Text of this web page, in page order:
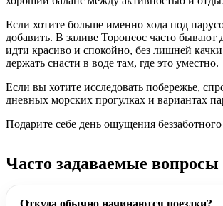
Если хотите больше именно хода под
добавить. В заливе Торонеос часто бывают
идти красиво и спокойно, без лишней
держать снасти в воде там, где это уместно.
Если вы хотите исследовать побережье,
дневных морских прогулках и вариантах
Подарите себе день ощущения беззаботного
Часто задаваемые вопросы
Откуда обычно начинаются поездки?